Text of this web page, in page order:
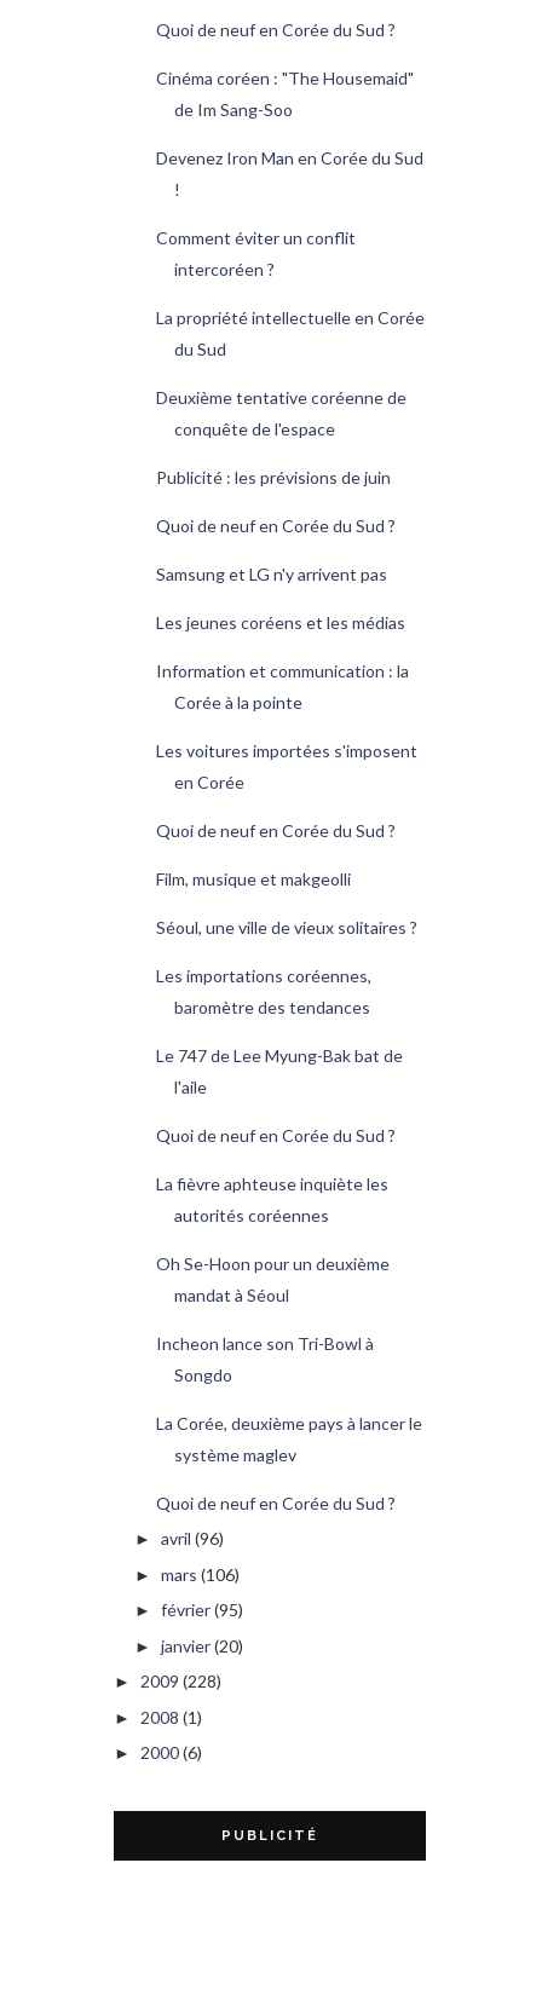
Quoi de neuf en Corée du Sud ?
Cinéma coréen : "The Housemaid"
de Im Sang-Soo
Devenez Iron Man en Corée du Sud
!
Comment éviter un conflit
intercoréen ?
La propriété intellectuelle en Corée
du Sud
Deuxième tentative coréenne de
conquête de l'espace
Publicité : les prévisions de juin
Quoi de neuf en Corée du Sud ?
Samsung et LG n'y arrivent pas
Les jeunes coréens et les médias
Information et communication : la
Corée à la pointe
Les voitures importées s'imposent
en Corée
Quoi de neuf en Corée du Sud ?
Film, musique et makgeolli
Séoul, une ville de vieux solitaires ?
Les importations coréennes,
baromètre des tendances
Le 747 de Lee Myung-Bak bat de
l'aile
Quoi de neuf en Corée du Sud ?
La fièvre aphteuse inquiète les
autorités coréennes
Oh Se-Hoon pour un deuxième
mandat à Séoul
Incheon lance son Tri-Bowl à
Songdo
La Corée, deuxième pays à lancer le
système maglev
Quoi de neuf en Corée du Sud ?
► avril (96)
► mars (106)
► février(95)
► janvier(20)
► 2009 (228)
► 2008 (1)
► 2000(6)
PUBLICITÉ